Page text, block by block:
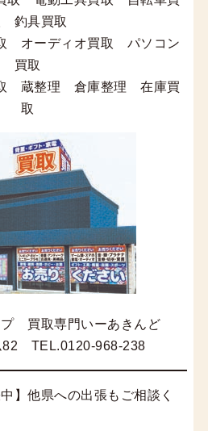
釣具買取
オーディオ買取 パソコン
買取
蔵整理 倉庫整理 在庫買
取
プ 買取専門いーあきんど
82 TEL.0120-968-238
】他県への出張もご相談く